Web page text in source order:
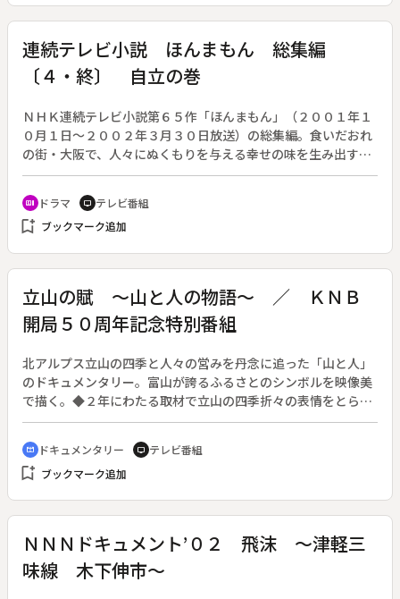
連続テレビ小説 ほんまもん 総集編
〔４・終〕 自立の巻
ＮＨＫ連続テレビ小説第６５作「ほんまもん」（２００１年１
０月１日～２００２年３月３０日放送）の総集編。食いだおれ
の街・大阪で、人々にぬくもりを与える幸せの味を生み出す
「本物」の料理人を目指して精進を続けるヒロイン・山中木葉
の姿を描く。作：西荻弓絵。（全４回）◆総集編・最終回「自
立の巻」。木葉（池脇千鶴）は自分の味を生み出すために故
郷・熊野に店を出すが、環境庁のレンジャーとなった夫とすれ
「幸せの味」を目指すと決める。
recent_actors ドラマ tv テレビ番組
bookmark_add ブックマーク追加
立山の賦 ～山と人の物語～ ／ ＫＮＢ
開局５０周年記念特別番組
北アルプス立山の四季と人々の営みを丹念に追った「山と人」
のドキュメンタリー。富山が誇るふるさとのシンボルを映像美
で描く。◆２年にわたる取材で立山の四季折々の表情をとらえ
ると共に、日本三霊山のひとつである立山の山麓に今も息づく
信仰や年中行事を織り交ぜ、山岳信仰が形づくられていった足
跡をたどる。また霊山立山の一角にある北アルプス大日岳の大
日平山荘を取材し、大自然に囲まれた暮らしを見つめる。
cinematic_blur ドキュメンタリー tv テレビ番組
bookmark_add ブックマーク追加
ＮＮＮドキュメント’０２ 飛沫 ～津軽三
味線 木下伸市～